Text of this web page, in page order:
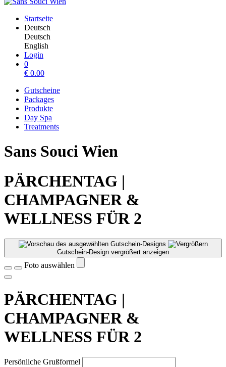
Startseite
Deutsch
Deutsch
English
Login
0
€ 0.00
Gutscheine
Packages
Produkte
Day Spa
Treatments
Sans Souci Wien
PÄRCHENTAG |
CHAMPAGNER &
WELLNESS FÜR 2
Gutschein-Design vergrößert anzeigen
Foto auswählen
PÄRCHENTAG |
CHAMPAGNER &
WELLNESS FÜR 2
Persönliche Grußformel